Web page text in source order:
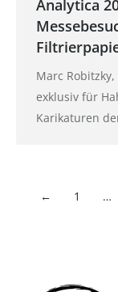
Analytica
Marc
exklusiv für
Karikaturen
← 1 …